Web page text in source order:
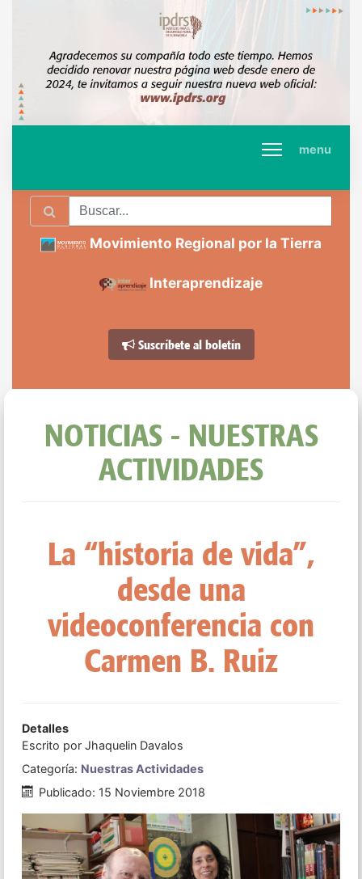
menu
Movimiento Regional por la Tierra
Interaprendizaje
Suscríbete al boletín
NOTICIAS - NUESTRAS
ACTIVIDADES
La “historia de vida”,
desde una
videoconferencia con
Carmen B. Ruiz
Detalles
Escrito por Jhaquelin Davalos
Categoría: Nuestras Actividades
Publicado: 15 Noviembre 2018